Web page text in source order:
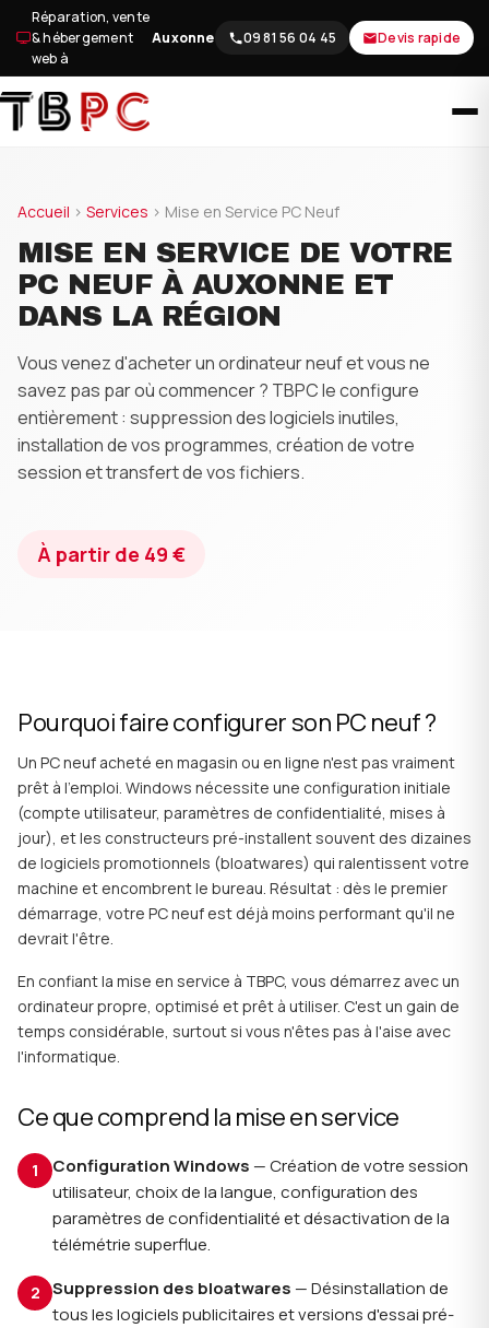
au
contenu
Réparation, vente
& hébergement
web à
Auxonne 09 81 56 04 45 Devis rapide
Accueil › Services › Mise en Service PC Neuf
MISE EN SERVICE DE VOTRE
PC NEUF À AUXONNE ET
DANS LA RÉGION
Vous venez d'acheter un ordinateur neuf et vous ne
savez pas par où commencer ? TBPC le configure
entièrement : suppression des logiciels inutiles,
installation de vos programmes, création de votre
session et transfert de vos fichiers.
À partir de 49 €
Pourquoi faire configurer son PC neuf ?
Un PC neuf acheté en magasin ou en ligne n'est pas vraiment
prêt à l'emploi. Windows nécessite une configuration initiale
(compte utilisateur, paramètres de confidentialité, mises à
jour), et les constructeurs pré-installent souvent des dizaines
de logiciels promotionnels (bloatwares) qui ralentissent votre
machine et encombrent le bureau. Résultat : dès le premier
démarrage, votre PC neuf est déjà moins performant qu'il ne
devrait l'être.
En confiant la mise en service à TBPC, vous démarrez avec un
ordinateur propre, optimisé et prêt à utiliser. C'est un gain de
temps considérable, surtout si vous n'êtes pas à l'aise avec
l'informatique.
Ce que comprend la mise en service
Configuration Windows — Création de votre session
utilisateur, choix de la langue, configuration des
paramètres de confidentialité et désactivation de la
télémétrie superflue.
Suppression des bloatwares — Désinstallation de
tous les logiciels publicitaires et versions d'essai pré-